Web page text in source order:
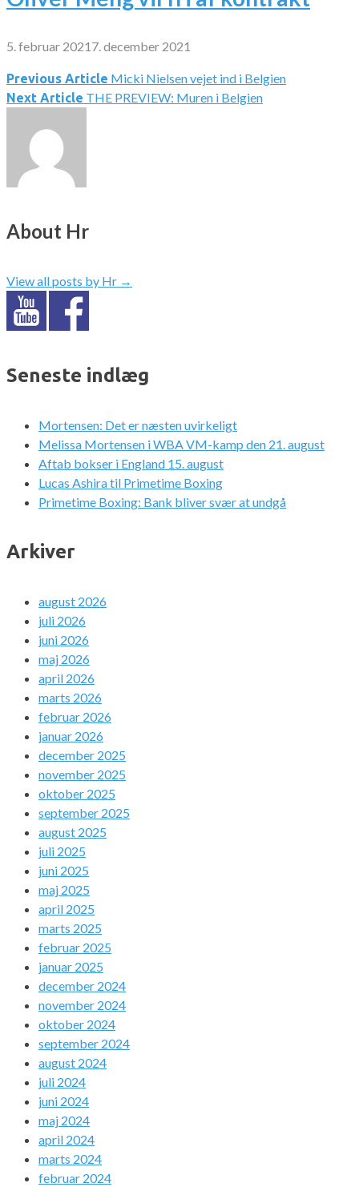
5. februar 2021 7. december 2021
Indlægsnavigation
Previous Article Micki Nielsen vejet ind i Belgien
Next Article THE PREVIEW: Muren i Belgien
About Hr
View all posts by Hr →
Seneste indlæg
Mortensen: Det er næsten uvirkeligt
Melissa Mortensen i WBA VM-kamp den 21. august
Aftab bokser i England 15. august
Lucas Ashira til Primetime Boxing
Primetime Boxing: Bank bliver svær at undgå
Arkiver
august 2026
juli 2026
juni 2026
maj 2026
april 2026
marts 2026
februar 2026
januar 2026
december 2025
november 2025
oktober 2025
september 2025
august 2025
juli 2025
juni 2025
maj 2025
april 2025
marts 2025
februar 2025
januar 2025
december 2024
november 2024
oktober 2024
september 2024
august 2024
juli 2024
juni 2024
maj 2024
april 2024
marts 2024
februar 2024